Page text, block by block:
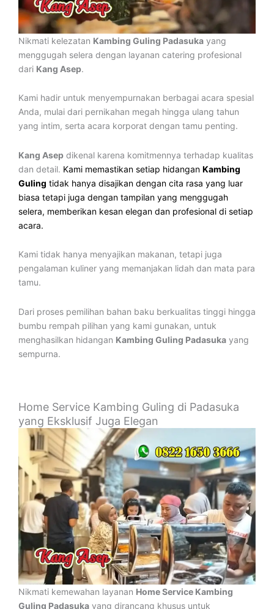
Nikmati kelezatan Kambing Guling Padasuka yang
menggugah selera dengan layanan catering profesional
dari Kang Asep.
Kami hadir untuk menyempurnakan berbagai acara spesial
Anda, mulai dari pernikahan megah hingga ulang tahun
yang intim, serta acara korporat dengan tamu penting.
Kang Asep dikenal karena komitmennya terhadap kualitas
dan detail. Kami memastikan setiap hidangan Kambing
Guling tidak hanya disajikan dengan cita rasa yang luar
biasa tetapi juga dengan tampilan yang menggugah
selera, memberikan kesan elegan dan profesional di setiap
acara.
Kami tidak hanya menyajikan makanan, tetapi juga
pengalaman kuliner yang memanjakan lidah dan mata para
tamu.
Dari proses pemilihan bahan baku berkualitas tinggi hingga
bumbu rempah pilihan yang kami gunakan, untuk
menghasilkan hidangan Kambing Guling Padasuka yang
sempurna.
Home Service Kambing Guling di Padasuka
yang Eksklusif Juga Elegan
Nikmati kemewahan layanan Home Service Kambing
Guling Padasuka yang dirancang khusus untuk